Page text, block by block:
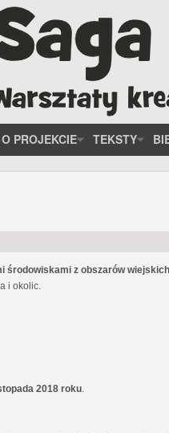
O PROJEKCIE TEKSTY
środowiskami z obszarów wiejskich
i okolic.
2018 roku